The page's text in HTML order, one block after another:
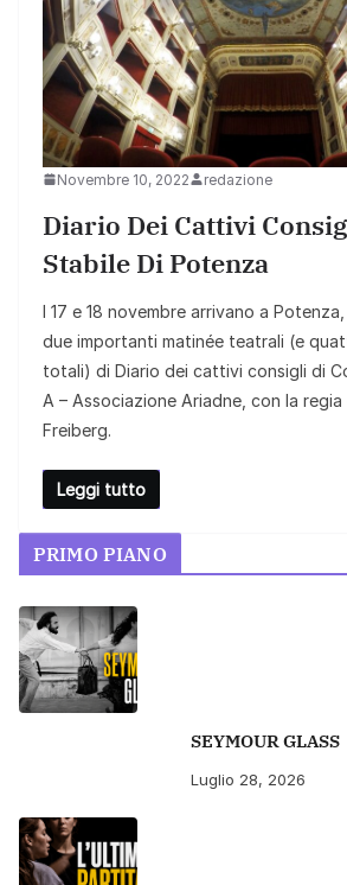
Novembre 10, 2022 redazione
Diario Dei Cattivi
Stabile Di Potenza
l 17 e 18 novembre arrivano a
due importanti matinée teatrali (e
totali) di Diario dei cattivi consigli di
A – Associazione Ariadne, con la regia
Freiberg.
Leggi tutto
PRIMO PIANO
SEYMOUR GLASS
Luglio 28, 2026